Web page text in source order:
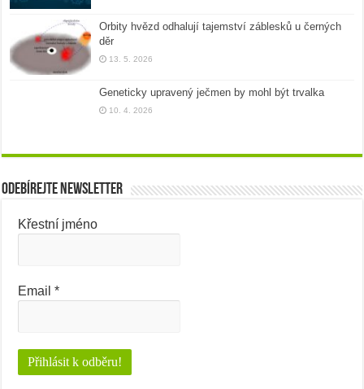
Orbity hvězd odhalují tajemství záblesků u černých
děr
13. 5. 2026
Geneticky upravený ječmen by mohl být trvalka
10. 4. 2026
Odebírejte newsletter
Křestní jméno
Email*